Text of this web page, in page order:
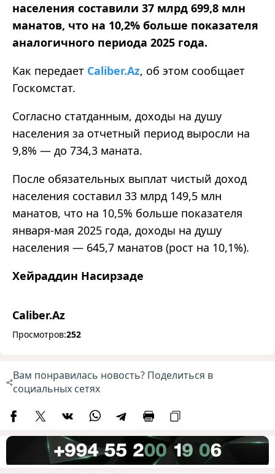
населения составили 37 млрд 699,8 млн
манатов, что на 10,2% больше показателя
аналогичного периода 2025 года.
Как передает Caliber.Az, об этом сообщает
Госкомстат.
Согласно статданным, доходы на душу
населения за отчетный период выросли на
9,8% — до 734,3 маната.
После обязательных выплат чистый доход
населения составил 33 млрд 149,5 млн
манатов, что на 10,5% больше показателя
января-мая 2025 года, доходы на душу
населения — 645,7 манатов (рост на 10,1%).
Хейраддин Насирзаде
Caliber.Az
Просмотров:252
Вам понравилась новость? Поделиться в
социальных сетях